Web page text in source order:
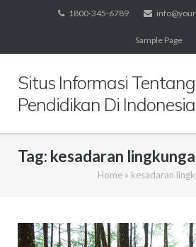
1800-345-6789
Sample Page
Situs Informasi Tentang
Pendidikan Di Indonesia
Tag: kesadaran
Home» kesadaran